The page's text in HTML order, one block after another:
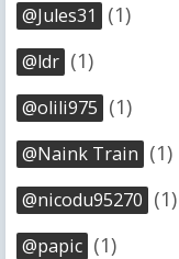
@Jules31 (1)
@ldr (1)
@olili975 (1)
@Naink Train (1)
@nicodu95270 (1)
@papic (1)